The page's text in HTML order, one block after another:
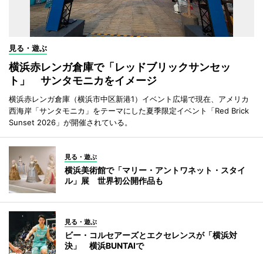
見る・遊ぶ
横浜赤レンガ倉庫で「レッドブリックサンセッ
ト」 サンタモニカをイメージ
横浜赤レンガ倉庫（横浜市中区新港1）イベント広場で現在、アメリカ
西海岸「サンタモニカ」をテーマにした夏季限定イベント「Red Brick
Sunset 2026」が開催されている。
見る・遊ぶ
横浜美術館で「マリー・アントワネット・スタイ
ル」展 世界初公開作品も
見る・遊ぶ
ビー・コルセアーズとエクセレンスが「横浜対
決」 横浜BUNTAIで